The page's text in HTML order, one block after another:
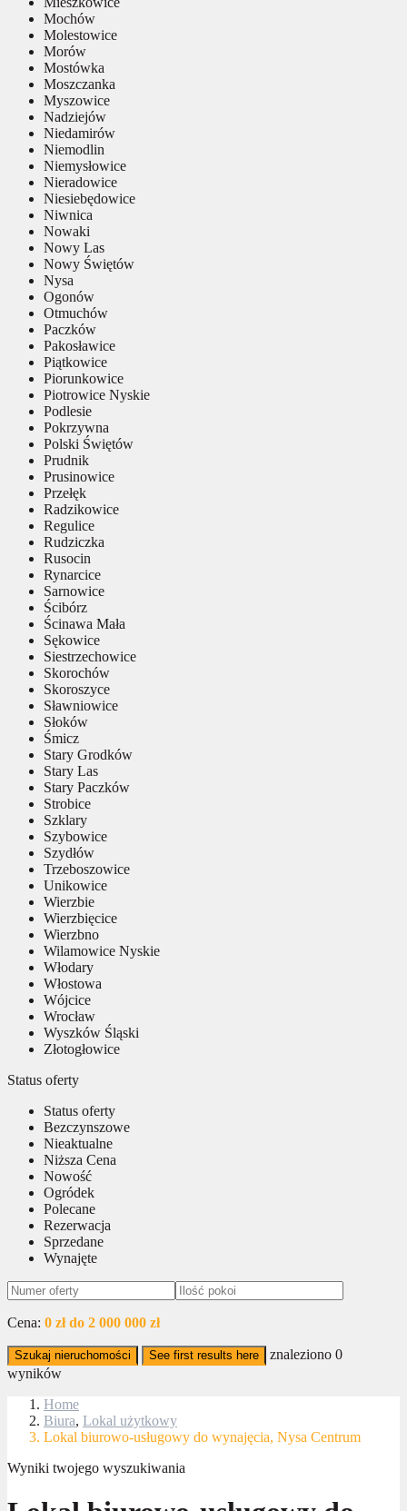
Mochów
Molestowice
Morów
Mostówka
Moszczanka
Myszowice
Nadziejów
Niedamirów
Niemodlin
Niemysłowice
Nieradowice
Niesiebędowice
Niwnica
Nowaki
Nowy Las
Nowy Świętów
Nysa
Ogonów
Otmuchów
Paczków
Pakosławice
Piątkowice
Piorunkowice
Piotrowice Nyskie
Podlesie
Pokrzywna
Polski Świętów
Prudnik
Prusinowice
Przełęk
Radzikowice
Regulice
Rudziczka
Rusocin
Rynarcice
Sarnowice
Ścibórz
Ścinawa Mała
Sękowice
Siestrzechowice
Skorochów
Skoroszyce
Sławniowice
Słoków
Śmicz
Stary Grodków
Stary Las
Stary Paczków
Strobice
Szklary
Szybowice
Szydłów
Trzeboszowice
Unikowice
Wierzbie
Wierzbięcice
Wierzbno
Wilamowice Nyskie
Włodary
Włostowa
Wójcice
Wrocław
Wyszków Śląski
Złotogłowice
Status oferty
Status oferty
Bezczynszowe
Nieaktualne
Niższa Cena
Nowość
Ogródek
Polecane
Rezerwacja
Sprzedane
Wynajęte
Cena: 0 zł do 2 000 000 zł
Szukaj nieruchomości See first results here znaleziono 0
wyników
Home
Biura, Lokal użytkowy
Lokal biurowo-usługowy do wynajęcia, Nysa Centrum
Wyniki twojego wyszukiwania